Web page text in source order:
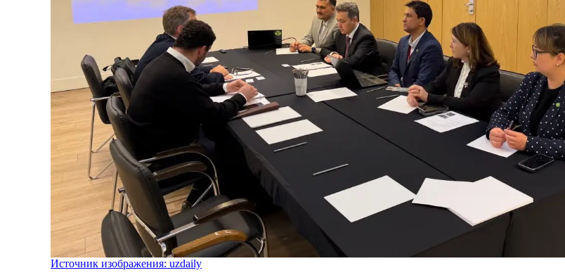
Источник изображения: uzdaily